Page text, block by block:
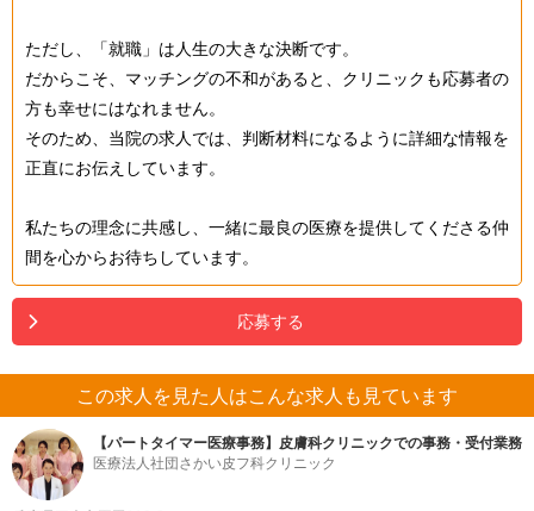
ただし、「就職」は人生の大きな決断です。
だからこそ、マッチングの不和があると、クリニックも応募者の
方も幸せにはなれません。
そのため、当院の求人では、判断材料になるように詳細な情報を
正直にお伝えしています。
私たちの理念に共感し、一緒に最良の医療を提供してくださる仲
間を心からお待ちしています。
応募する
この求人を見た人はこんな求人も見ています
【パートタイマー医療事務】皮膚科クリニックでの事務・受付業務
医療法人社団さかい皮フ科クリニック